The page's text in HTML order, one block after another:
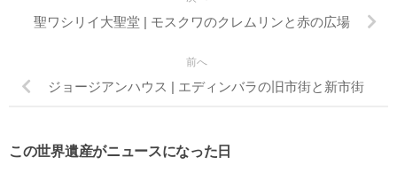
聖ワシリイ大聖堂 | モスクワのクレムリンと赤の広場
前へ
ジョージアンハウス | エディンバラの旧市街と新市街
この世界遺産がニュースになった日